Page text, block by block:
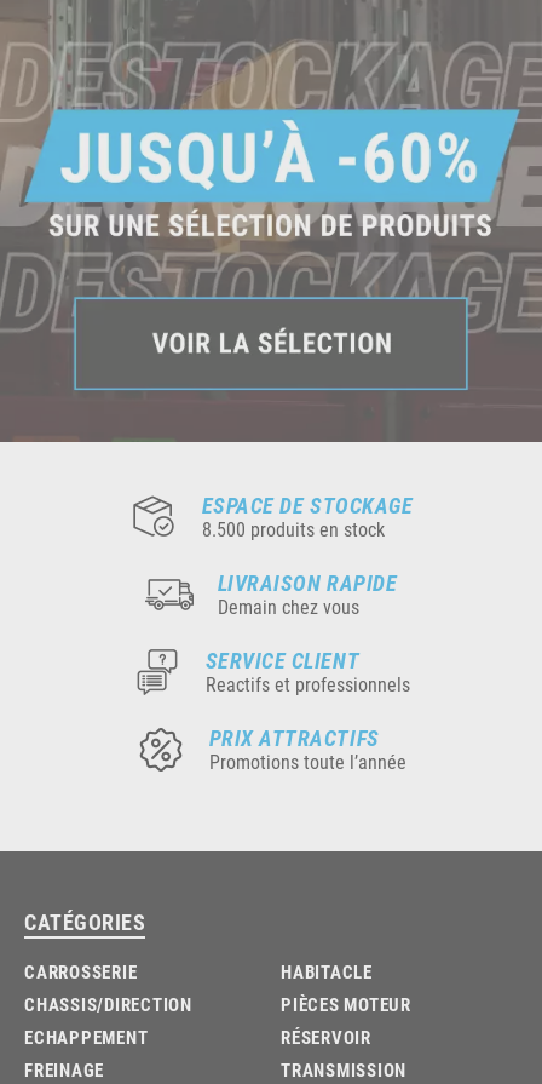
ESPACE DE STOCKAGE
8.500 produits en stock
LIVRAISON RAPIDE
Demain chez vous
SERVICE CLIENT
Reactifs et professionnels
PRIX ATTRACTIFS
Promotions toute l’année
CATÉGORIES
CARROSSERIE
CHASSIS/DIRECTION
ECHAPPEMENT
FREINAGE
HABITACLE
PIÈCES MOTEUR
RÉSERVOIR
TRANSMISSION